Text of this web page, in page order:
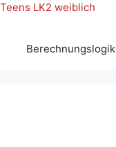
LK2 weiblich
Berechnungslogik